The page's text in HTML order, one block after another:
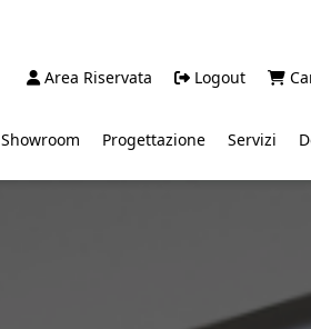
Area Riservata Logout
Showroom Progettazione Servizi